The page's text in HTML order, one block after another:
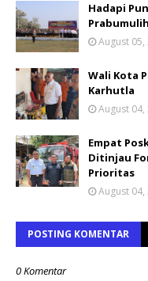
Hadapi
August 05,
Wali Kota
Karhutla
August 04,
Empat
Ditinjau
Prioritas
August 04,
POSTING KOMENTAR
0 Komentar